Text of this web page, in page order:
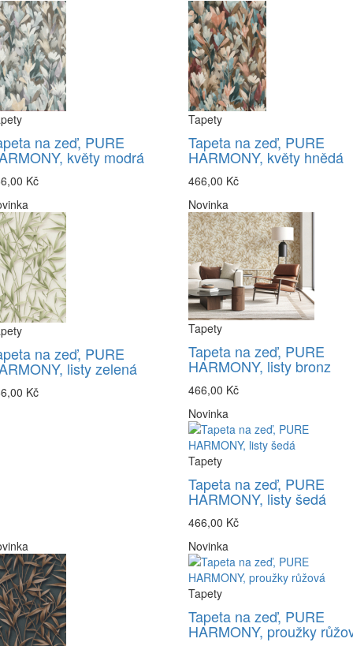
na zeď, PURE
květy modrá
Kč
Tapety
Tapeta na zeď, PURE
HARMONY, květy hnědá
466,00 Kč
na zeď, PURE
listy zelená
Kč
Novinka
Tapety
Tapeta na zeď, PURE
HARMONY, listy bronz
466,00 Kč
Novinka
Tapety
Tapeta na zeď, PURE
HARMONY, listy šedá
466,00 Kč
Novinka
Tapety
Tapeta na zeď, PURE
HARMONY, proužky